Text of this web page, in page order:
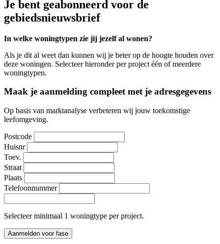
Je bent geabonneerd voor de
gebiedsnieuwsbrief
In welke woningtypen zie jij jezelf al wonen?
Als je dit al weet dan kunnen wij je beter op de hoogte houden over
deze woningen. Selecteer hieronder per project één of meerdere
woningtypen.
Maak je aanmelding compleet met je adresgegevens
Op basis van marktanalyse verbeteren wij jouw toekomstige
leefomgeving.
Postcode
Huisnr
Toev.
Straat
Plaats
Telefoonnummer
Selecteer minimaal 1 woningtype per project.
Aanmelden voor fase